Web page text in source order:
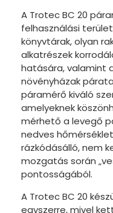
A Trotec BC 20
felhasználási
könyvtárak, olyan
alkatrészek
hatására, valamint
növényházak
páramérő kiváló
amelyeknek
mérhető a levegő
nedves
rázkódásálló, nem
mozgatás során
pontosságából.
A Trotec BC 20
egyszerre, mivel